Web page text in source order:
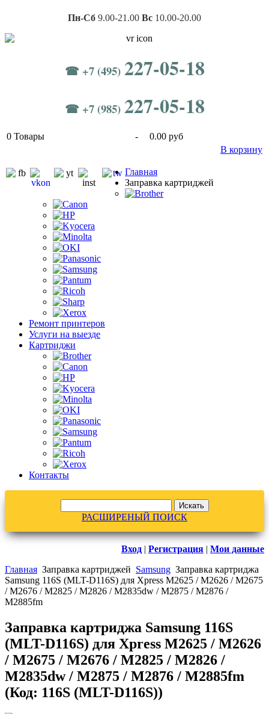
Пн-Сб 9.00-21.00 Вс 10.00-20.00
☎ +7 (495) 227-05-18
☎ +7 (985) 227-05-18
0 Товары -
0.00 руб
В корзину
Главная
Заправка картриджей
Ремонт принтеров
Услуги на выезде
Картриджи
Контакты
РАСШИРЕНЫЙ ПОИСК
Вход | Регистрация | Мои данные
Главная Заправка картриджей Samsung Заправка картриджа
Samsung 116S (MLT-D116S) для Xpress M2625 / M2626 / M2675
/ M2676 / M2825 / M2826 / M2835dw / M2875 / M2876 /
M2885fm
Заправка картриджа Samsung 116S
(MLT-D116S) для Xpress M2625 / M2626
/ M2675 / M2676 / M2825 / M2826 /
M2835dw / M2875 / M2876 / M2885fm
(Код: 116S (MLT-D116S))